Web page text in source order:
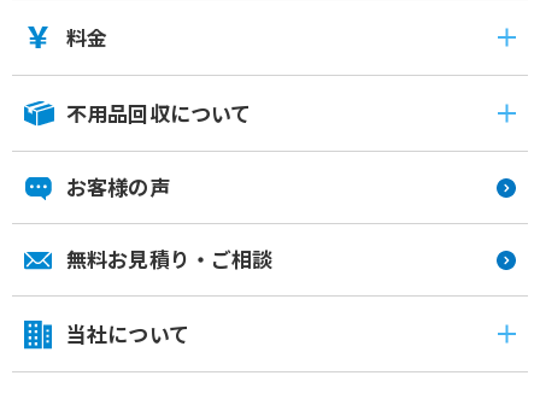
料金
不用品回収について
お客様の声
無料お見積り・ご相談
当社について